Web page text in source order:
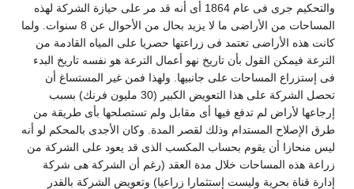
والتحكيم جرى فى عام 1864 أى أنه قد مر على حيازة الشركة لهذه
المساحات من الأراضى ما لا يزيد بحال من الأحوال عن 8 سنوات. ولما
هذه الأراضى تعتمد فى زراعتها حصريا على المياه القادمة من
فيمكن القول بأن تاريخ نهو أعمال الترعة هو نفسه تاريخ البدء
إستزراع المساحات على جانبيها. ولهذا فمن غير المستساغ أن
تحصل الشركة على هذا التعويض الكبير (30 مليون فرنك) بسبب
لأراض لم تدفع فيها أى مقابل ولم تستصلحها بأى طريقة من
الإصلاح المستدام وذلك لقصر المدة. وكان الأجدى بالمحكم لو أنه
منحازا أن يقوم بحساب المكسب الذى قد يعود على الشركة من
هذه المساحات خلال مدة العقد (رغم أن الشركة هى شركة
قناة بحرية وليست إستثمارا زراعيا) وتعويض الشركة بالقدر